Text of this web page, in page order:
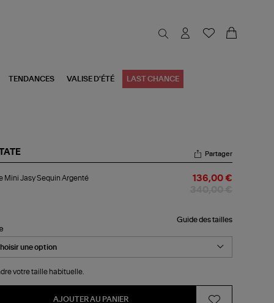
TENDANCES VALISE D'ÉTÉ LAST CHANCE
Partager
Mini Jasy Sequin Argenté 136,00 €
Guide des tailles
votre taille habituelle.
AJOUTER AU PANIER